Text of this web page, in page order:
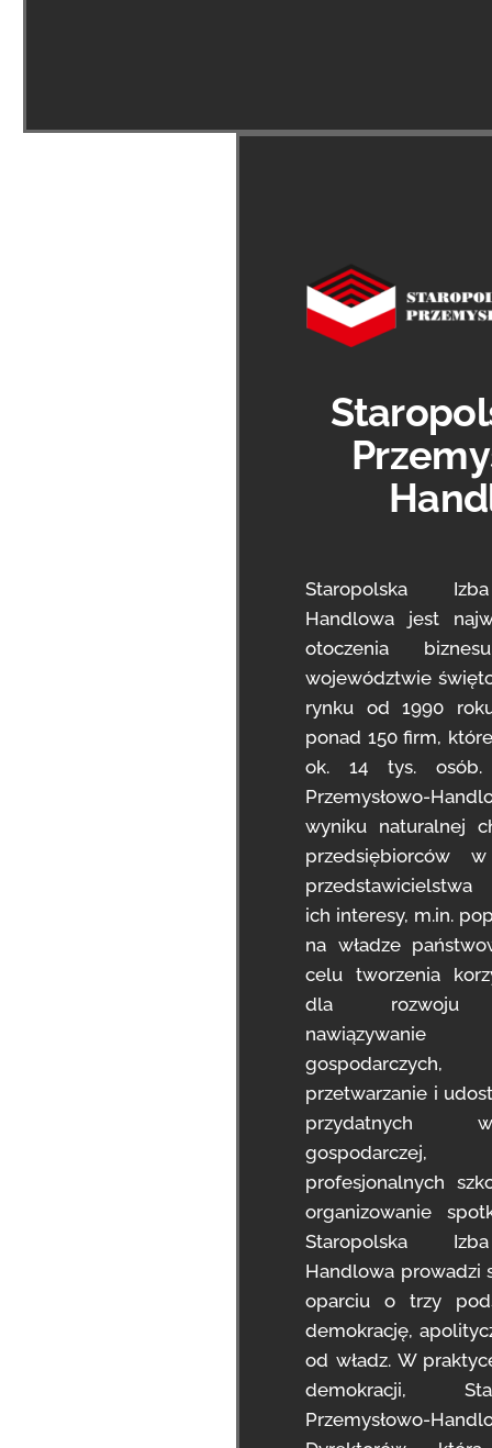
Staropolska
Handlowa jest
otoczenia
województwie
rynku od 1990
ponad 150 firm,
ok. 14 tys. osób.
Przemysłowo-
wyniku naturalnej
przedsiębiorców
ich interesy, m.in.
na władze
celu tworzenia
dla rozwoju
przetwarzanie i
przydatnych
profesjonalnych
organizowanie
Staropolska
Handlowa prowadzi
oparciu o trzy
demokrację,
od władz. W
demokracji,
Przemysłowo-